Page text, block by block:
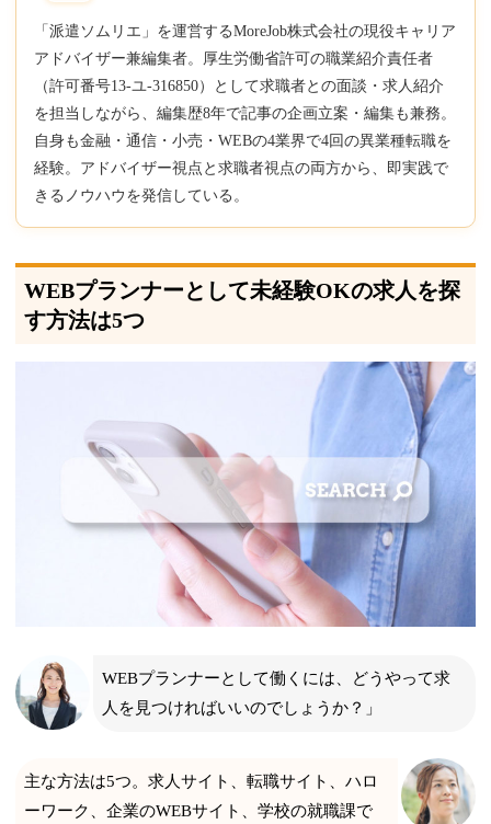
「派遣ソムリエ」を運営するMoreJob株式会社の現役キャリア
アドバイザー兼編集者。厚生労働省許可の職業紹介責任者
（許可番号13-ユ-316850）として求職者との面談・求人紹介
を担当しながら、編集歴8年で記事の企画立案・編集も兼務。
自身も金融・通信・小売・WEBの4業界で4回の異業種転職を
経験。アドバイザー視点と求職者視点の両方から、即実践で
きるノウハウを発信している。
WEBプランナーとして未経験OKの求人を探
す方法は5つ
WEBプランナーとして働くには、どうやって求
人を見つければいいのでしょうか？」
主な方法は5つ。求人サイト、転職サイト、ハロ
ーワーク、企業のWEBサイト、学校の就職課で